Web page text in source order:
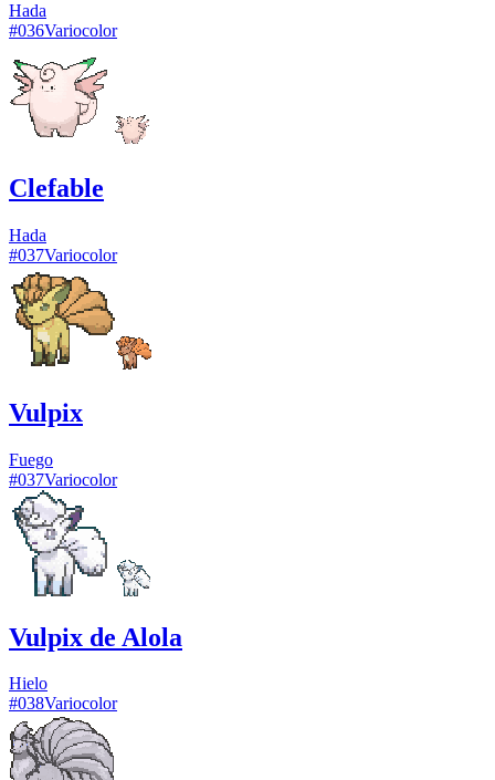
Hada
#036Variocolor
Clefable
Hada
#037Variocolor
Vulpix
Fuego
#037Variocolor
Vulpix de Alola
Hielo
#038Variocolor